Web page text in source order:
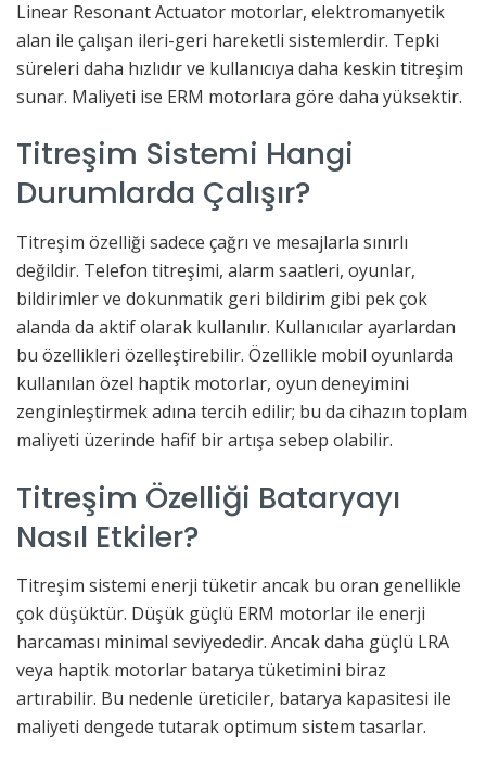
Linear Resonant Actuator motorlar, elektromanyetik
alan ile çalışan ileri-geri hareketli sistemlerdir. Tepki
süreleri daha hızlıdır ve kullanıcıya daha keskin titreşim
sunar. Maliyeti ise ERM motorlara göre daha yüksektir.
Titreşim Sistemi Hangi
Durumlarda Çalışır?
Titreşim özelliği sadece çağrı ve mesajlarla sınırlı
değildir. Telefon titreşimi, alarm saatleri, oyunlar,
bildirimler ve dokunmatik geri bildirim gibi pek çok
alanda da aktif olarak kullanılır. Kullanıcılar ayarlardan
bu özellikleri özelleştirebilir. Özellikle mobil oyunlarda
kullanılan özel haptik motorlar, oyun deneyimini
zenginleştirmek adına tercih edilir; bu da cihazın toplam
maliyeti üzerinde hafif bir artışa sebep olabilir.
Titreşim Özelliği Bataryayı
Nasıl Etkiler?
Titreşim sistemi enerji tüketir ancak bu oran genellikle
çok düşüktür. Düşük güçlü ERM motorlar ile enerji
harcaması minimal seviyededir. Ancak daha güçlü LRA
veya haptik motorlar batarya tüketimini biraz
artırabilir. Bu nedenle üreticiler, batarya kapasitesi ile
maliyeti dengede tutarak optimum sistem tasarlar.